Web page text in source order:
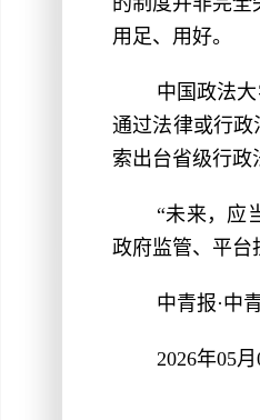
用足、用好。
中国政法
通过法律或行
索出台省级行政
“未来，应
政府监管、平台
中青报·中
2026年05